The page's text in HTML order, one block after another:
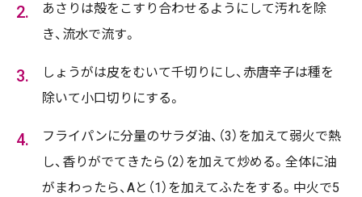
あさりは殻をこすり合わせるようにして汚れを除
き、流水で流す。
しょうがは皮をむいて千切りにし、赤唐辛子は種を
除いて小口切りにする。
フライパンに分量のサラダ油、（3）を加えて弱火で熱
し、香りがでてきたら（2）を加えて炒める。全体に油
がまわったら、Aと（1）を加えてふたをする。中火で5